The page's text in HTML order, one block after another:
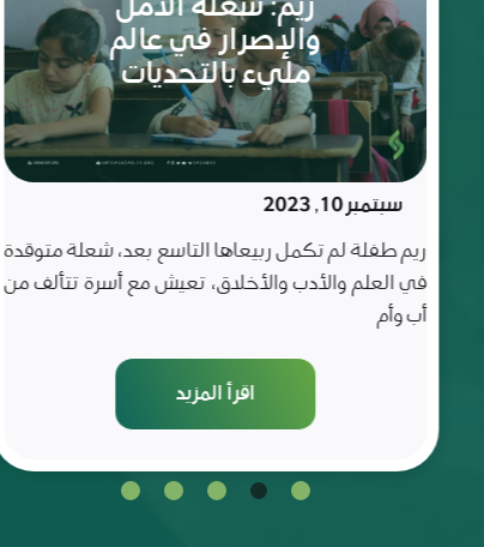
الثمانية
أعوام
مايو 20, 2023
غفران فتاة كباقي الفتيات التي عُرفت بحبها للعلم و
شغفها للتعلم و قد كانت متميزة في صفها و مميزة
اقرأ المزيد